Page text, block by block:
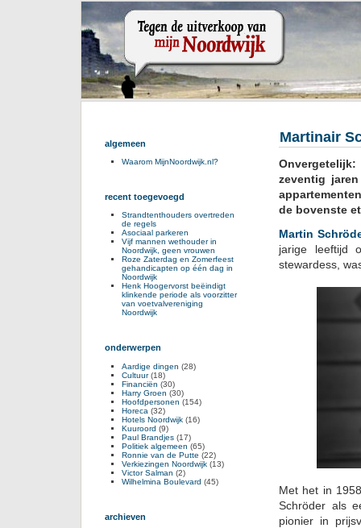
Martinair
zeventig
de bovenste
Martin
jarige leeftijd
stewardess,
Met het in
Schröder als
pionier in
algemeen
Waarom MijnNoordwijk.nl?
recent toegevoegd
Strandtenthouders overtreden
de regels
Asociaal parkeren
Vijf mannen wethouder in
Noordwijk, geen vrouwen
Roze Zaterdag en Zomerfeest
gehandicapten op één dag in
Noordwijk
Henk Hoogervorst beëindigt
klinkende periode als voorzitter
van voetvalvereniging
Noordwijk
onderwerpen
Aardige dingen (28)
Cultuur(18)
Financiën (30)
Harry Groen (30)
Hoofdpersonen (154)
Horeca (32)
Hotels Noordwijk (16)
Kuuroord (9)
Paul Brandjes (17)
Politiek algemeen (65)
Ronnie van de Putte (22)
Verkiezingen Noordwijk (13)
Victor Salman (2)
Wilhelmina Boulevard (45)
archieven